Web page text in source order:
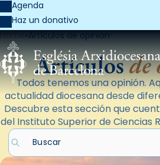
Agenda
Haz un donativo
Home Artículos de opinión
Artículosde
Todos tenemos una opinión.
actualidad diocesana desde
Descubre esta sección que
del Instituto Superior de Ciencias